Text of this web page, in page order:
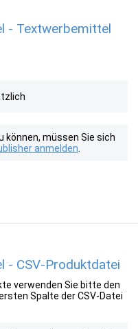
- Textwerbemittel
können, müssen Sie sich
anmelden
- CSV-Produktdatei
verwenden Sie bitte den
Spalte der CSV-Datei